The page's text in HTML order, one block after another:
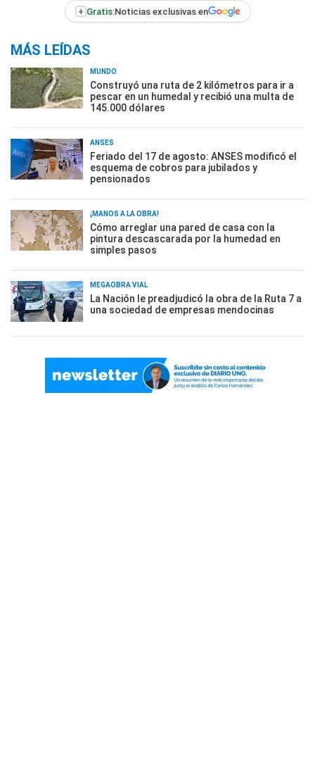
+ Gratis:Noticias exclusivas en
MÁS LEÍDAS
MUNDO
Construyó una ruta de 2 kilómetros para ir a
pescar en un humedal y recibió una multa de
145.000 dólares
ANSES
Feriado del 17 de agosto: ANSES modificó el
esquema de cobros para jubilados y
pensionados
¡MANOS A LA OBRA!
Cómo arreglar una pared de casa con la
pintura descascarada por la humedad en
simples pasos
MEGAOBRA VIAL
La Nación le preadjudicó la obra de la Ruta 7 a
una sociedad de empresas mendocinas